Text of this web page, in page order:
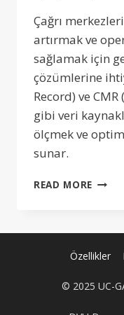
Çağrı
artırmak ve
sağlamak için
çözümlerine
Record) ve
gibi veri
ölçmek ve
sunar.
READ MORE ÇAĞRI
VE
Özellikler
© 2025 UC-